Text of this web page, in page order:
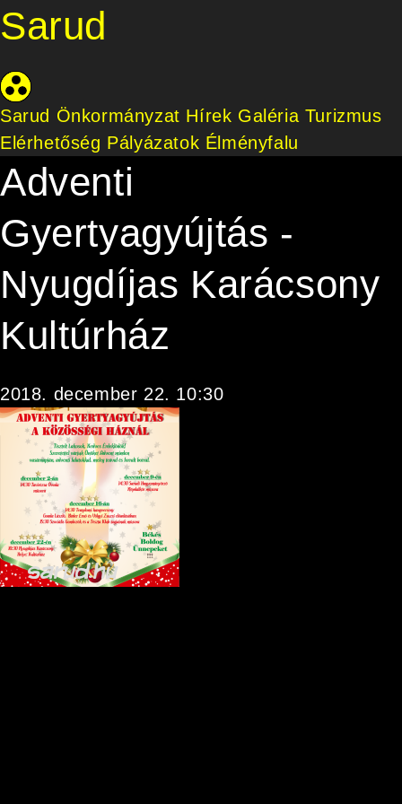
Sarud
Sarud Önkormányzat Hírek Galéria Turizmus
Elérhetőség Pályázatok Élményfalu
Adventi
Gyertyagyújtás -
Nyugdíjas Karácsony
Kultúrház
2018. december 22. 10:30